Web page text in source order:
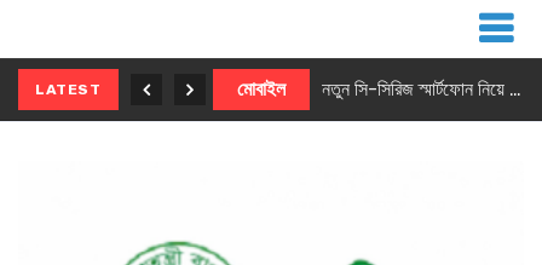
LATEST মোবাইল নতুন সি-সিরিজ স্মার্টফোন নিয়ে আসছে রিয়েলমি